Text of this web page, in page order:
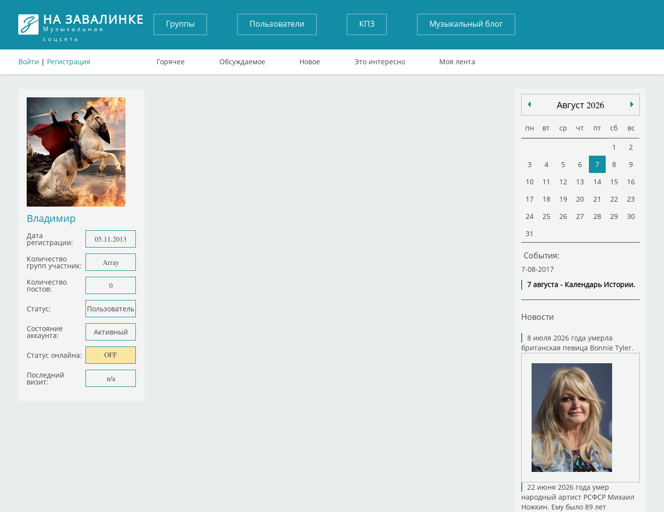
НА ЗАВАЛИНКЕ
Музыкальная
соцсеть
Войти | Регистрация
Группы Пользователи КПЗ Музыкальный блог
Горячее Обсуждаемое Новое Это интересно Моя лента
Владимир
Дата
регистрации: 05.11.2013
Количество
групп участник: Array
Количество
постов: 0
Статус: Пользователь
Состояние
аккаунта: Активный
Статус онлайна: OFF
Последний
визит: n/a
Август 2026
пн вт ср чт пт сб вс
1
2
3
4 5 6 7 8
9
10
11 12 13 14 15
16
17
18 19 20 21 22
23
24
25 26 27 28 29
30
31
События:
7-08-2017
7 августа - Календарь Истории.
Новости
8 июля 2026 года умерла
британская певица Bonnie Tyler.
22 июня 2026 года умер
народный артист РСФСР Михаил
Ножкин. Ему было 89 лет